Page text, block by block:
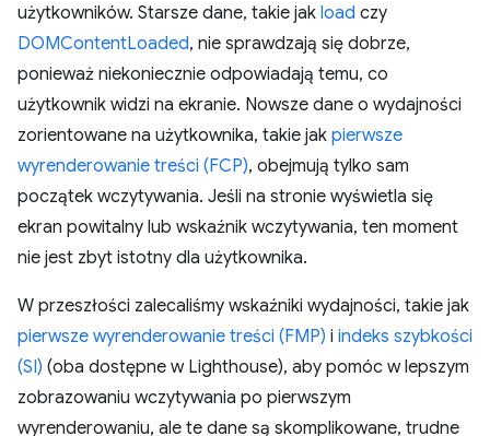
użytkowników. Starsze dane, takie jak load czy
DOMContentLoaded, nie sprawdzają się dobrze,
ponieważ niekoniecznie odpowiadają temu, co
użytkownik widzi na ekranie. Nowsze dane o wydajności
zorientowane na użytkownika, takie jak pierwsze
wyrenderowanie treści (FCP), obejmują tylko sam
początek wczytywania. Jeśli na stronie wyświetla się
ekran powitalny lub wskaźnik wczytywania, ten moment
nie jest zbyt istotny dla użytkownika.
W przeszłości zalecaliśmy wskaźniki wydajności, takie jak
pierwsze wyrenderowanie treści (FMP) i indeks szybkości
(SI) (oba dostępne w Lighthouse), aby pomóc w lepszym
zobrazowaniu wczytywania po pierwszym
wyrenderowaniu, ale te dane są skomplikowane, trudne